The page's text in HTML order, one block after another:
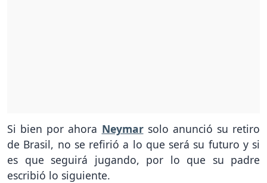
Si bien por ahora Neymarsolo anunció su retiro
de Brasil, no se refirió a lo que será su futuro y si
es que seguirá jugando, por lo que su padre
escribió lo siguiente.